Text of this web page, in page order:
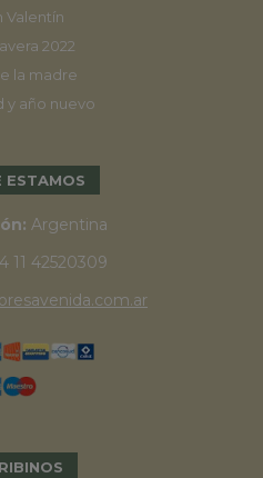
Valentín
2022
la madre
y año nuevo
ESTAMOS
Argentina
11 42520309